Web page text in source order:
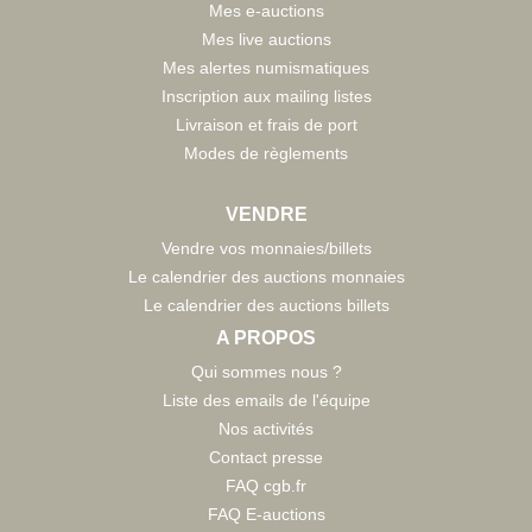
Mes e-auctions
Mes live auctions
Mes alertes numismatiques
Inscription aux mailing listes
Livraison et frais de port
Modes de règlements
VENDRE
Vendre vos monnaies/billets
Le calendrier des auctions monnaies
Le calendrier des auctions billets
A PROPOS
Qui sommes nous ?
Liste des emails de l'équipe
Nos activités
Contact presse
FAQ cgb.fr
FAQ E-auctions